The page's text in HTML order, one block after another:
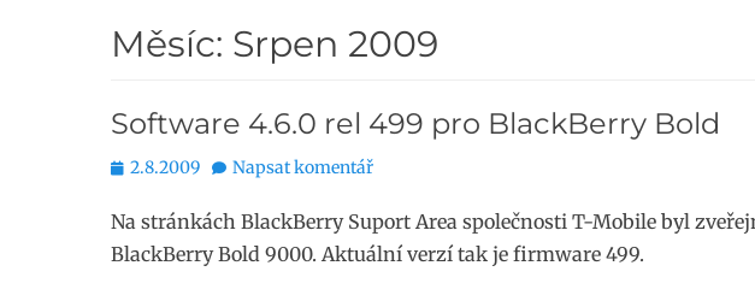
Měsíc: Srpen 2009
Software 4.6.0 rel 499 pro BlackBerry Bold
Publikováno
2.8.2009 Napsat komentář
Na stránkách BlackBerry Suport Area společnosti T-Mobile byl
BlackBerry Bold 9000. Aktuální verzí tak je firmware 499.